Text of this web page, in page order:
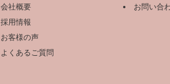
会社概要
採用情報
お客様の声
よくあるご質問
お問い合